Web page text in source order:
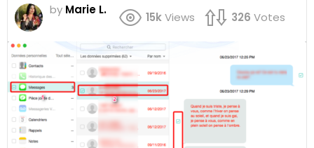
by Marie L.
15kViews 326 Votes